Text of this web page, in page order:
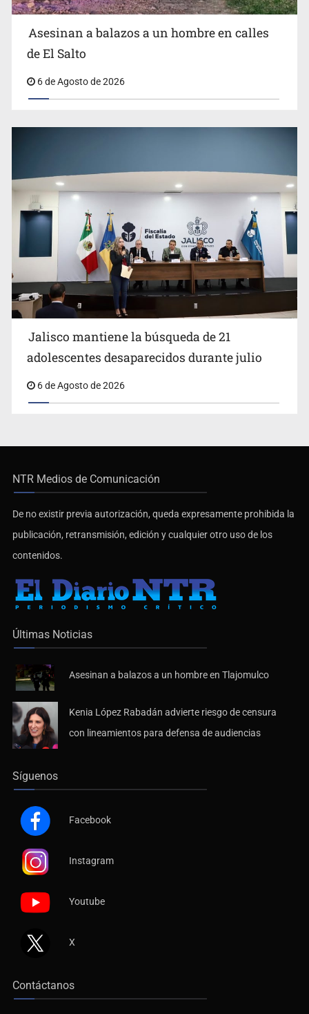
Asesinan a balazos a un hombre en Tlajomulco
Asesinan a balazos a un hombre en calles
de El Salto
6 de Agosto de 2026
Jalisco mantiene la búsqueda de 21
adolescentes desaparecidos durante julio
6 de Agosto de 2026
NTR Medios de Comunicación
De no existir previa autorización, queda expresamente prohibida la
publicación, retransmisión, edición y cualquier otro uso de los
contenidos.
Últimas Noticias
Asesinan a balazos a un hombre en Tlajomulco
Kenia López Rabadán advierte riesgo de censura
con lineamientos para defensa de audiencias
Síguenos
Facebook
Instagram
Youtube
X
Contáctanos